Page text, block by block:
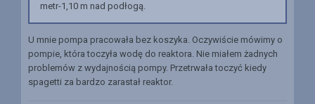
metr-1,10 m nad podłogą.
U mnie pompa pracowała bez koszyka. Oczywiście mówimy o
pompie, która toczyła wodę do reaktora. Nie miałem żadnych
problemów z wydajnością pompy. Przetrwała toczyć kiedy
spagetti za bardzo zarastał reaktor.